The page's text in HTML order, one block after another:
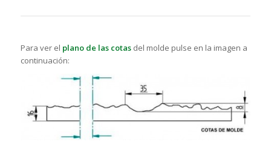
Para ver el plano de las cotasdel molde pulse en la imagen a
continuación: